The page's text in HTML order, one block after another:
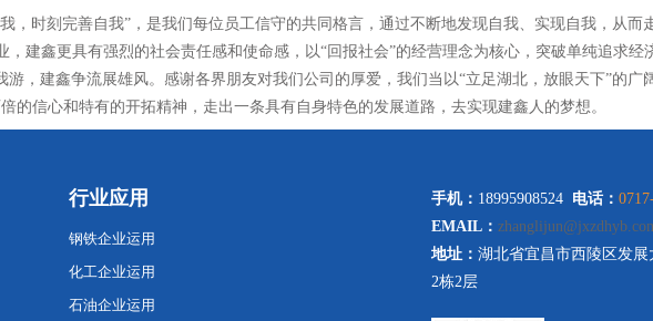
，时刻完善自我”，是我们每位员工信守的共同格言，通过不断地发现自我、实现自我，从而
，建鑫更具有强烈的社会责任感和使命感，以“回报社会”的经营理念为核心，突破单纯追求经
游，建鑫争流展雄风。感谢各界朋友对我们公司的厚爱，我们当以“立足湖北，放眼天下”的广
的信心和特有的开拓精神，走出一条具有自身特色的发展道路，去实现建鑫人的梦想。
行业应用
钢铁企业运用
化工企业运用
石油企业运用
手机： 18995908524 电话：
EMAIL：
地址： 湖北省宜昌市西陵区发
2栋2层